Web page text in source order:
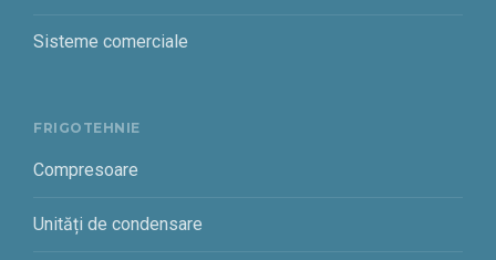
Sisteme comerciale
FRIGOTEHNIE
Compresoare
Unități de condensare